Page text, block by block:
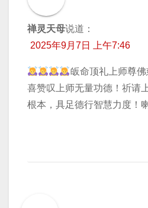
禅灵天母说道：
2025年9月7日 上午7:46
皈命顶礼上师尊
喜赞叹上师无量功德！祈请
根本，具足德行智慧力度！